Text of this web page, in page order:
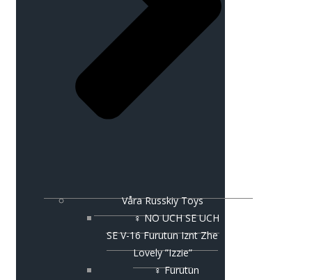
Våra Russkiy Toys
♀ NO UCH SE UCH
SE V-16 Furutun Iznt Zhe
Lovely ”Izzie”
♀ Furutun